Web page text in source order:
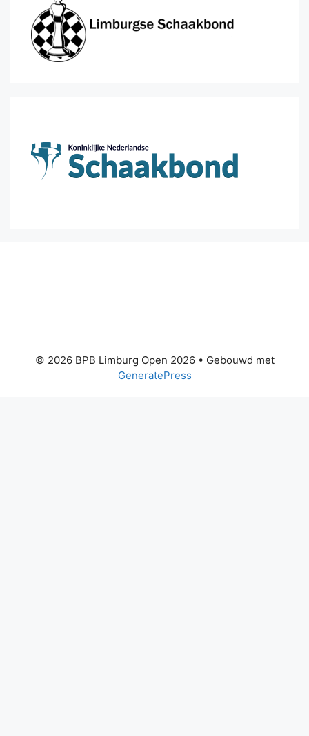
© 2026 BPB Limburg Open 2026• Gebouwd met
GeneratePress